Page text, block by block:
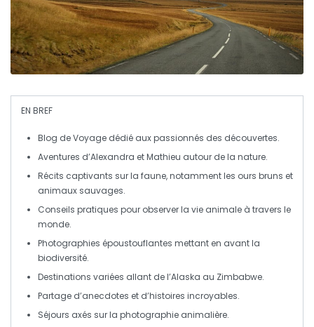
EN BREF
Blog de Voyage dédié aux passionnés des découvertes.
Aventures d’Alexandra etMathieu autour de la nature.
Récits captivants sur la faune, notamment les ours bruns et
animaux sauvages.
Conseils pratiques pour observerla vie animale à travers le
monde.
Photographies époustouflantes mettant en avant la
biodiversité.
Destinations variées allant del’Alaska au Zimbabwe.
Partage d’anecdotes et d’histoires incroyables.
Séjours axés sur la photographie animalière.